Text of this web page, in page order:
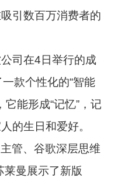
引数百万消费者的
司在4日举行的成
款个性化的“智能
能形成“记忆”，记
的生日和爱好。
管、谷歌深层思维
莱曼展示了新版